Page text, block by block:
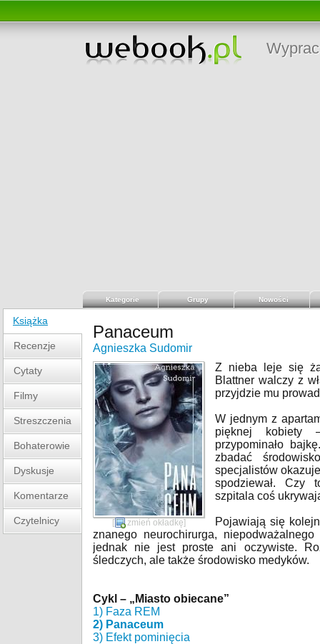
Kategorie Grupy Nowości
Książka
Recenzje
Cytaty
Filmy
Streszczenia
Bohaterowie
Dyskusje
Komentarze
Czytelnicy
Panaceum
Agnieszka Sudomir
[ zmień okładkę]
Z nieba leje się
Blattner walczy z
przyjdzie mu
W jednym z
pięknej kobiety
przypominało
zbadać
specjalistów
spodziewał. Czy
szpitala coś
Pojawiają się
znanego neurochirurga,
jednak nie jest proste ani oczywiste.
śledczych, ale także środowisko medyków.
Cykl – „Miasto obiecane”
1) Faza REM
2) Panaceum
3) Efekt pominięcia